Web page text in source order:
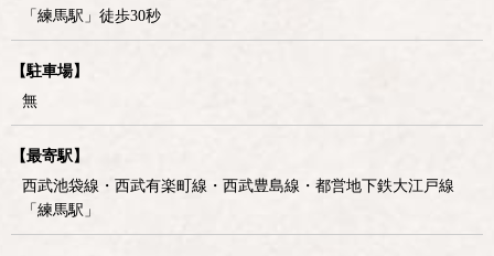
「練馬駅」徒歩30秒
【駐車場】
無
【最寄駅】
西武池袋線・西武有楽町線・西武豊島線・都営地下鉄大江戸線
「練馬駅」